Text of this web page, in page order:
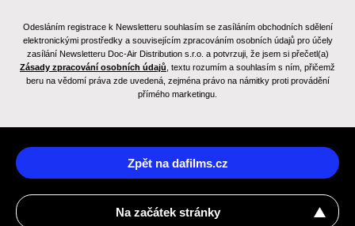
Odesláním registrace k Newsletteru souhlasím se zasíláním obchodních sdělení
elektronickými prostředky a souvisejícím zpracováním osobních údajů pro účely
zasílání Newsletteru Doc-Air Distribution s.r.o. a potvrzuji, že jsem si přečetl(a)
Zásady zpracování osobních údajů , textu rozumím a souhlasím s ním, přičemž
beru na vědomí práva zde uvedená, zejména právo na námitky proti provádění
přímého marketingu.
Zpět na dafilms.cz
Na začátek stránky